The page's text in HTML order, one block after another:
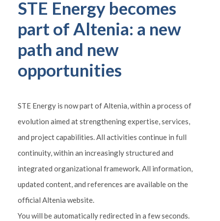
STE Energy becomes
part of Altenia: a new
path and new
opportunities
STE Energy is now part of Altenia, within a process of
evolution aimed at strengthening expertise, services,
and project capabilities. All activities continue in full
continuity, within an increasingly structured and
integrated organizational framework. All information,
updated content, and references are available on the
official Altenia website.
You will be automatically redirected in a few seconds.